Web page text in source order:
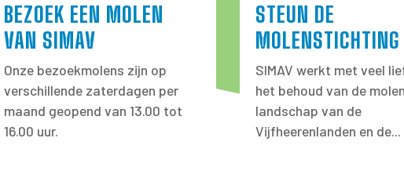
BEZOEK EEN MOLEN
VAN SIMAV
Onze bezoekmolens zijn op
verschillende zaterdagen per
maand geopend van 13.00 tot
16.00 uur.
STEUN DE
MOLENSTICHTING
SIMAV werkt met veel
het behoud van de
landschap van de
Vijfheerenlanden en de...